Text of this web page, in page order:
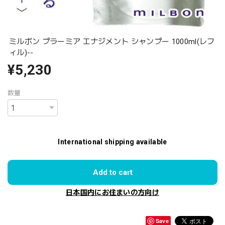
ミルボン プラーミア エナジメント シャンプー 1000ml(レフ
ィル)--
¥5,230
数量
International shipping available
Add to cart
日本国内にお住まいの方向け
Save